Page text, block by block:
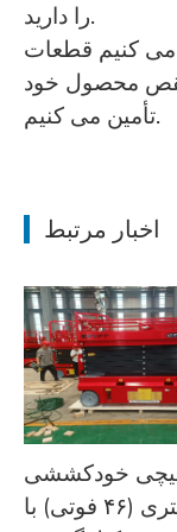
را دارید.
کنیم قطعات
نقص محصول خود
تأمین می کنیم.
اخبار مرتبط
قیچی خودکششی
۱۴ متری (۴۶ فوتی) با